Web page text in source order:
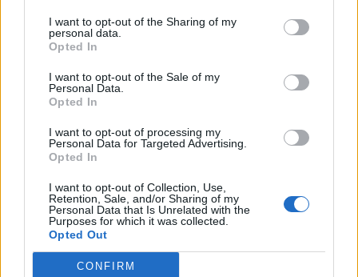
I want to opt-out of the Sharing of my
personal data.
Opted In
I want to opt-out of the Sale of my
Personal Data.
Opted In
I want to opt-out of processing my
Personal Data for Targeted Advertising.
Opted In
I want to opt-out of Collection, Use,
Retention, Sale, and/or Sharing of my
Personal Data that Is Unrelated with the
Purposes for which it was collected.
Opted Out
CONFIRM
EMEC celebra a conclusão de mais um Curso de
e Gestão de Barcelos
COMENTÁRIOS RECENTES
ÚLTIMAS DESTAQUE
ATUALIDADE 12 horas atrás
Covilhã: Especialista aponta investimento
estrangeiro e valorização imobiliária como
motores do crescimento da Beira Interior